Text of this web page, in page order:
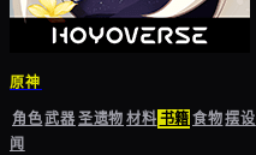
原神
角色武器圣遗物材料书籍食物摆设
闻